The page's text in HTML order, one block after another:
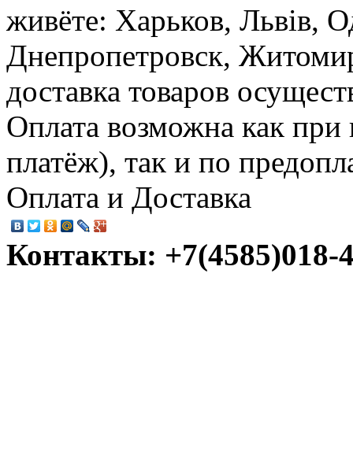
живёте: Харьков, Львів,
Днепропетровск,
доставка товаров
Оплата возможна как
платёж), так и по
Оплата и Доставка
Контакты: